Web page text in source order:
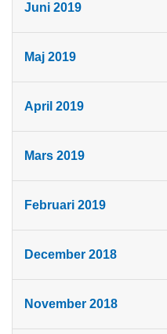
Juni 2019
Maj 2019
April 2019
Mars 2019
Februari 2019
December 2018
November 2018